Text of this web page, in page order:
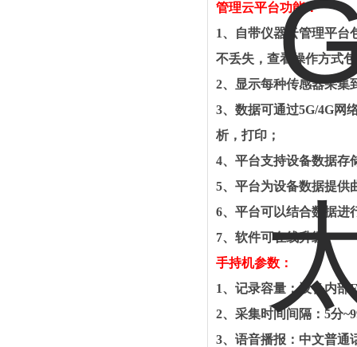
管理云平台功能：
1、自带仪器云管理平台
不丢失，查看操作方式
2、显示每种传感器采集
3、数据可通过5G/4G网
析，打印；
4、平台支持设备数据存
5、平台为设备数据提供
6、平台可以结合数据进
7、软件可在线升级。
手持机参数 ：
1、 记录容量：设备内部
2、 采集时间间隔： 5分
3、 语音播报：中文普通